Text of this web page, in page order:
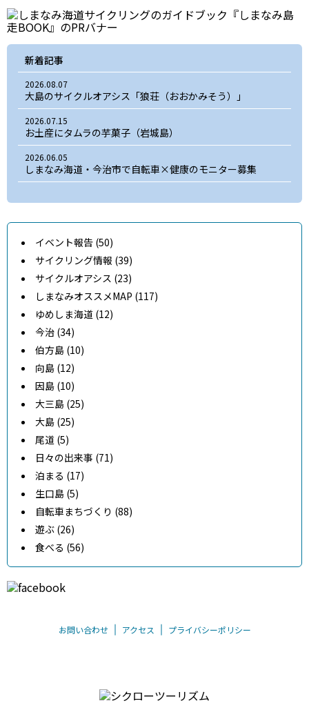
新着記事
2026.08.07
大島のサイクルオアシス「狼荘（おおかみそう）」
2026.07.15
お土産にタムラの芋菓子（岩城島）
2026.06.05
しまなみ海道・今治市で自転車×健康のモニター募集
イベント報告 (50)
サイクリング情報 (39)
サイクルオアシス (23)
しまなみオススメMAP (117)
ゆめしま海道 (12)
今治 (34)
伯方島 (10)
向島 (12)
因島 (10)
大三島 (25)
大島 (25)
尾道 (5)
日々の出来事 (71)
泊まる (17)
生口島 (5)
自転車まちづくり (88)
遊ぶ (26)
食べる (56)
お問い合わせ アクセス プライバシーポリシー